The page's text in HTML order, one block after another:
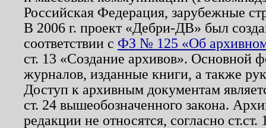
Российская Федерация, зарубежные
В 2006 г. проект «Дебри-ДВ» был
соответствии с ФЗ № 125 «Об
ст. 13 «Создание архивов». Основной
журналов, изданные книги, а также
Доступ к архивным документам
ст. 24 вышеобозначенного закона.
редакции не относятся, согласно